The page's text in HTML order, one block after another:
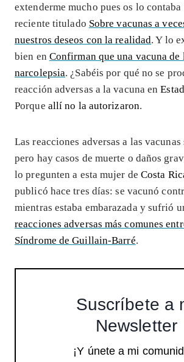
extenderme mucho pues os lo
reciente titulado Sobre vacunas a
nuestros deseos con la realidad. Y lo
bien en Confirman que una vacuna de
narcolepsia. ¿Sabéis por qué no se
reacción adversas a la vacuna en
Porque allí no la autorizaron.
Las reacciones adversas a las vacunas
pero hay casos de muerte o daños
lo pregunten a esta mujer de Costa
publicó hace tres días: se vacunó
mientras estaba embarazada y sufrió
reacciones adversas más comunes
Síndrome de Guillain-Barré.
Suscríbete a
Newsletter
¡Y únete a mi